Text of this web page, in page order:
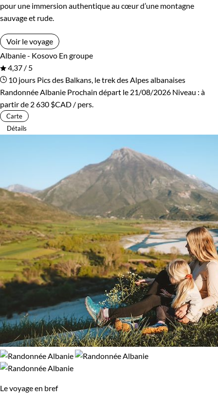
pour une immersion authentique au cœur d’une montagne
sauvage et rude.
Voir le voyage
Albanie - Kosovo En groupe
4,37 / 5
10 jours Pics des Balkans, le trek des Alpes albanaises
Randonnée Albanie Prochain départ le 21/08/2026 Niveau : à
partir de 2 630 $CAD / pers.
Carte
Détails
Le voyage en bref